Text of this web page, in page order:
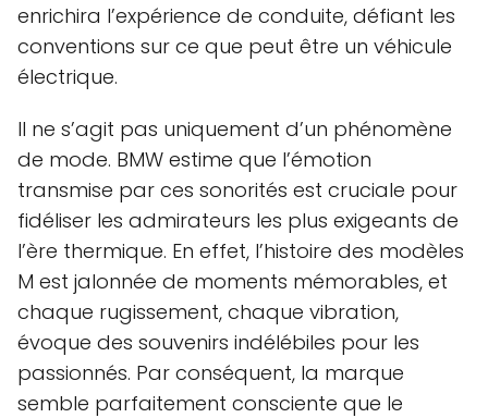
enrichira l’expérience de conduite, défiant les
conventions sur ce que peut être un véhicule
électrique.
Il ne s’agit pas uniquement d’un phénomène
de mode. BMW estime que l’émotion
transmise par ces sonorités est cruciale pour
fidéliser les admirateurs les plus exigeants de
l’ère thermique. En effet, l’histoire des modèles
M est jalonnée de moments mémorables, et
chaque rugissement, chaque vibration,
évoque des souvenirs indélébiles pour les
passionnés. Par conséquent, la marque
semble parfaitement consciente que le